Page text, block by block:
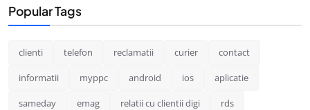
Popular Tags
clienti telefon reclamatii curier contact
informatii myppc android ios aplicatie
sameday emag relatii cu clientii digi rds